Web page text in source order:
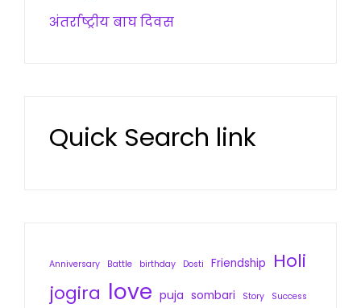
अंतर्राष्ट्रीय बाघ दिवस
Quick Search link
Anniversary Battle birthday Dosti Friendship
Holi
jogira love puja sombari Story
Success